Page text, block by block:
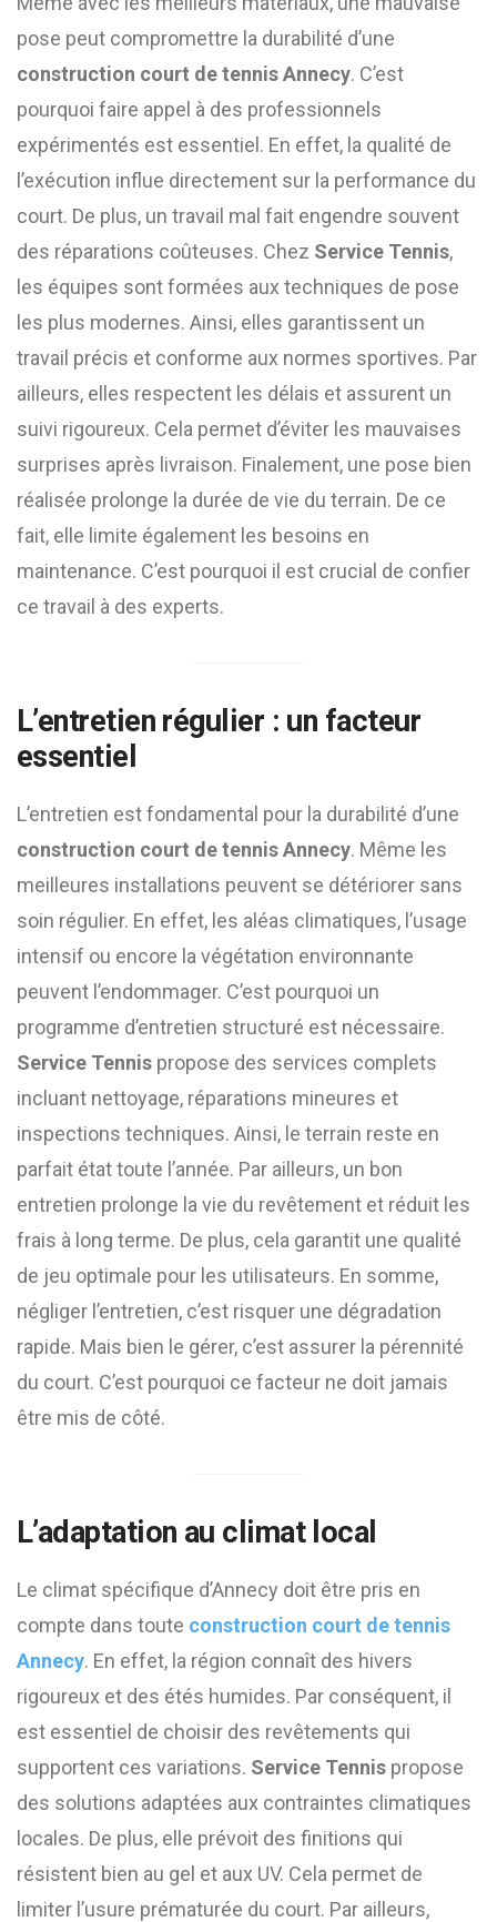
pose peut compromettre la durabilité d’une
construction court de tennis Annecy. C’est
pourquoi faire appel à des professionnels
expérimentés est essentiel. En effet, la qualité de
l’exécution influe directement sur la performance du
court. De plus, un travail mal fait engendre souvent
des réparations coûteuses. Chez Service Tennis,
les équipes sont formées aux techniques de pose
les plus modernes. Ainsi, elles garantissent un
travail précis et conforme aux normes sportives. Par
ailleurs, elles respectent les délais et assurent un
suivi rigoureux. Cela permet d’éviter les mauvaises
surprises après livraison. Finalement, une pose bien
réalisée prolonge la durée de vie du terrain. De ce
fait, elle limite également les besoins en
maintenance. C’est pourquoi il est crucial de confier
ce travail à des experts.
L’entretien régulier : un facteur
essentiel
L’entretien est fondamental pour la durabilité d’une
construction court de tennis Annecy. Même les
meilleures installations peuvent se détériorer sans
soin régulier. En effet, les aléas climatiques, l’usage
intensif ou encore la végétation environnante
peuvent l’endommager. C’est pourquoi un
programme d’entretien structuré est nécessaire.
Service Tennis propose des services complets
incluant nettoyage, réparations mineures et
inspections techniques. Ainsi, le terrain reste en
parfait état toute l’année. Par ailleurs, un bon
entretien prolonge la vie du revêtement et réduit les
frais à long terme. De plus, cela garantit une qualité
de jeu optimale pour les utilisateurs. En somme,
négliger l’entretien, c’est risquer une dégradation
rapide. Mais bien le gérer, c’est assurer la pérennité
du court. C’est pourquoi ce facteur ne doit jamais
être mis de côté.
L’adaptation au climat local
Le climat spécifique d’Annecy doit être pris en
compte dans toute construction court de tennis
Annecy. En effet, la région connaît des hivers
rigoureux et des étés humides. Par conséquent, il
est essentiel de choisir des revêtements qui
supportent ces variations. Service Tennis propose
des solutions adaptées aux contraintes climatiques
locales. De plus, elle prévoit des finitions qui
résistent bien au gel et aux UV. Cela permet de
limiter l’usure prématurée du court. Par ailleurs,